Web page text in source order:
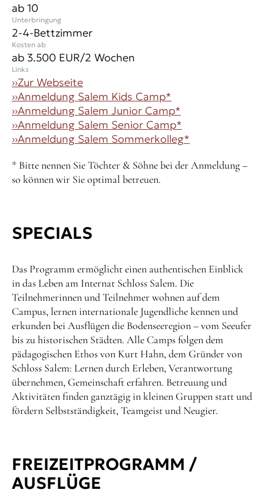
Kosten ab
ab 3.500 EUR/2 Wochen
Links
››Zur Webseite
››Anmeldung Salem Kids Camp*
››Anmeldung Salem Junior Camp*
››Anmeldung Salem Senior Camp*
››Anmeldung Salem Sommerkolleg*
ab 10
Unterbringung
2-4-Bettzimmer
* Bitte nennen Sie Töchter & Söhne bei der Anmeldung –
so können wir Sie optimal betreuen.
SPECIALS
Das Programm ermöglicht einen authentischen Einblick
in das Leben am Internat Schloss Salem. Die
Teilnehmerinnen und Teilnehmer wohnen auf dem
Campus, lernen internationale Jugendliche kennen und
erkunden bei Ausflügen die Bodenseeregion – vom Seeufer
bis zu historischen Städten. Alle Camps folgen dem
pädagogischen Ethos von Kurt Hahn, dem Gründer von
Schloss Salem: Lernen durch Erleben, Verantwortung
übernehmen, Gemeinschaft erfahren. Betreuung und
Aktivitäten finden ganztägig in kleinen Gruppen statt und
fördern Selbstständigkeit, Teamgeist und Neugier.
FREIZEITPROGRAMM /
AUSFLÜGE